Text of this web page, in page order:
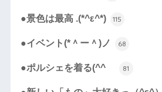
●景色は最高 .(*^ε^*) 115
●イベント(*＾ー＾)ノ 68
●ポルシェを着る(^^ゞ 81